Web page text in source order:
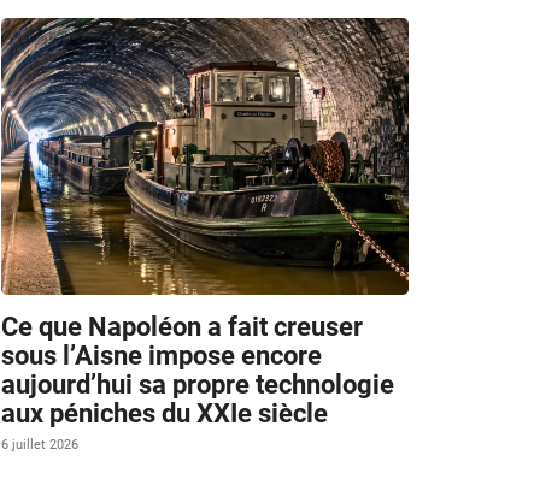
Ce que Napoléon a fait creuser
sous l’Aisne impose encore
aujourd’hui sa propre technologie
aux péniches du XXIe siècle
6 juillet 2026